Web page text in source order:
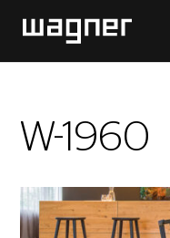
W-1960